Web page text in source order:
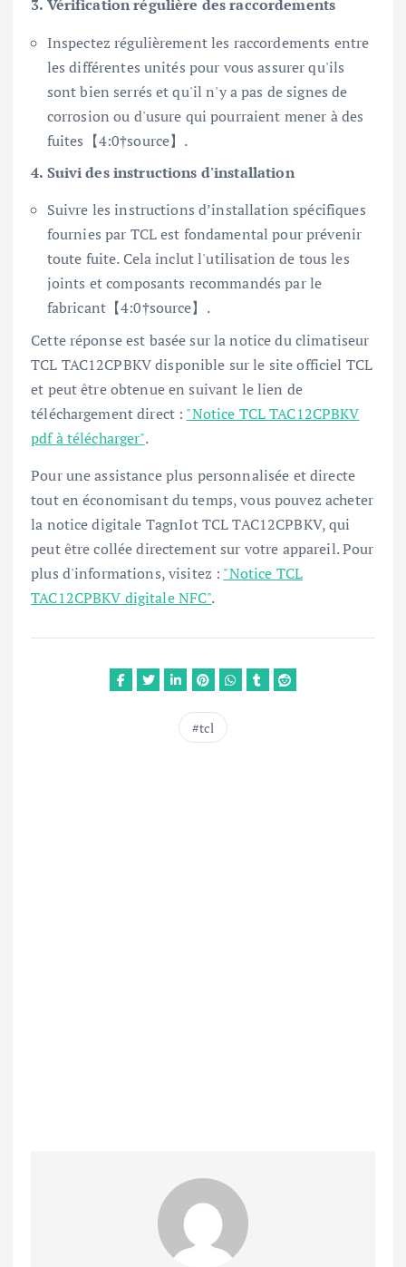
3. Vérification régulière des raccordements
Inspectez régulièrement les raccordements entre
les différentes unités pour vous assurer qu'ils
sont bien serrés et qu'il n'y a pas de signes de
corrosion ou d'usure qui pourraient mener à des
fuites【4:0†source】.
4. Suivi des instructions d'installation
Suivre les instructions d’installation spécifiques
fournies par TCL est fondamental pour prévenir
toute fuite. Cela inclut l'utilisation de tous les
joints et composants recommandés par le
fabricant【4:0†source】.
Cette réponse est basée sur la notice du climatiseur
TCL TAC12CPBKV disponible sur le site officiel TCL
et peut être obtenue en suivant le lien de
téléchargement direct : "Notice TCL TAC12CPBKV
pdf à télécharger".
Pour une assistance plus personnalisée et directe
tout en économisant du temps, vous pouvez acheter
la notice digitale TagnIot TCL TAC12CPBKV, qui
peut être collée directement sur votre appareil. Pour
plus d'informations, visitez : "Notice TCL
TAC12CPBKV digitale NFC".
tcl